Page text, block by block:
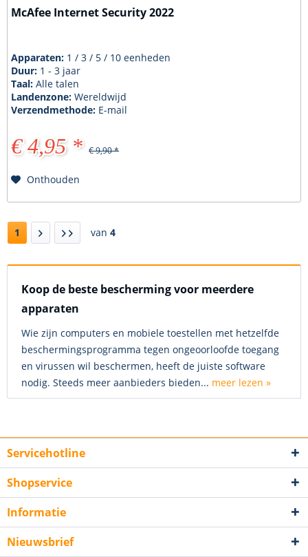
McAfee Internet Security 2022
Apparaten: 1 / 3 / 5 / 10 eenheden
Duur: 1 - 3 jaar
Taal:Alle talen
Landenzone:Wereldwijd
Verzendmethode: E-mail
€ 4,95 * € 9,90 *
Onthouden
1 van 4
Koop de beste bescherming voor meerdere
apparaten
Wie zijn computers en mobiele toestellen met hetzelfde
beschermingsprogramma tegen ongeoorloofde toegang
en virussen wil beschermen, heeft de juiste software
nodig. Steeds meer aanbieders bieden... meer lezen »
Servicehotline
Shopservice
Informatie
Nieuwsbrief